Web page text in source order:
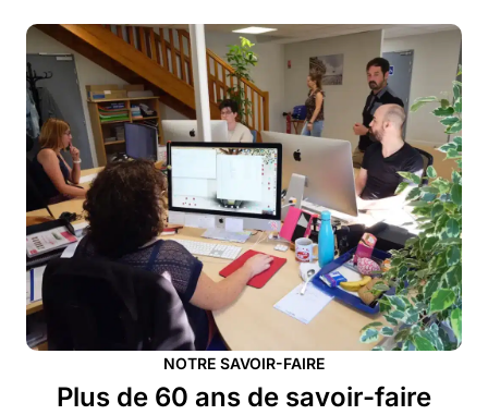
NOTRE SAVOIR-FAIRE
Plus de 60 ans de savoir-faire